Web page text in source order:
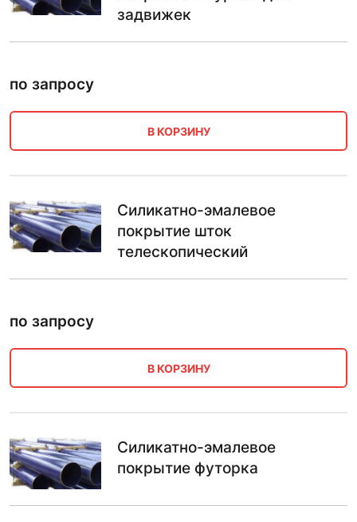
задвижек
по запросу
В КОРЗИНУ
Силикатно-эмалевое
покрытие шток
телескопический
по запросу
В КОРЗИНУ
Силикатно-эмалевое
покрытие футорка